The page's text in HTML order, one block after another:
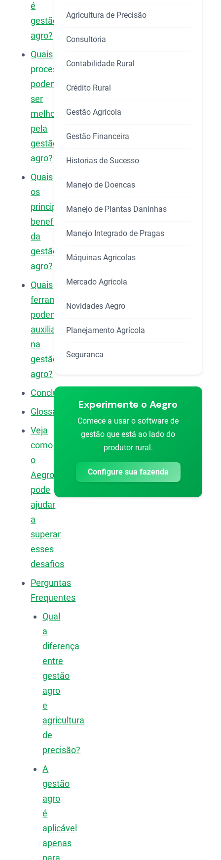
é
gestão
agro?
Quais
processos
podem
ser
melhorados
pela
gestão
agro?
Quais
os
principais
benefícios
da
gestão
agro?
Quais
ferramentas
podem
auxiliar
na
gestão
agro?
Conclusão
Glossário
Veja
como
o
Aegro
pode
ajudar
a
superar
esses
desafios
Perguntas
Frequentes
Qual
a
diferença
entre
gestão
agro
e
agricultura
de
precisão?
A
gestão
agro
é
aplicável
apenas
para
Agricultura de Precisão
Consultoria
Contabilidade Rural
Crédito Rural
Gestão Agrícola
Gestão Financeira
Historias de Sucesso
Manejo de Doencas
Manejo de Plantas Daninhas
Manejo Integrado de Pragas
Máquinas Agricolas
Mercado Agrícola
Novidades Aegro
Planejamento Agrícola
Seguranca
Experimente o Aegro
Comece a usar o software de
gestão que está ao lado do
produtor rural.
Configure sua fazenda